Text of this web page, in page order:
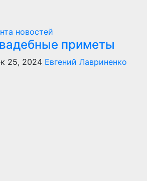
новостей
приметы
25, 2024 Евгений Лавриненко